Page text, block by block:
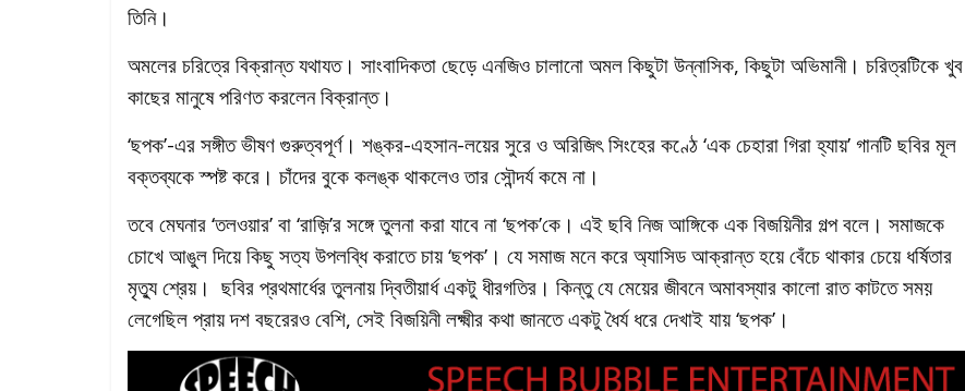
তিনি।
অমলের চরিত্রে বিক্রান্ত যথাযত। সাংবাদিকতা ছেড়ে এনজিও চালানো অমল কিছুটা উন্নাসিক, কিছুটা অভিমানী। চরিত্রটিকে খুব
কাছের মানুষে পরিণত করলেন বিক্রান্ত।
‘ছপক’-এর সঙ্গীত ভীষণ গুরুত্বপূর্ণ। শঙ্কর-এহসান-লয়ের সুরে ও অরিজিৎ সিংহের কণ্ঠে ‘এক চেহারা গিরা হ্যায়’ গানটি ছবির মূল
বক্তব্যকে স্পষ্ট করে। চাঁদের বুকে কলঙ্ক থাকলেও তার সৌন্দর্য কমে না।
তবে মেঘনার ‘তলওয়ার’ বা ‘রাজ়ি’র সঙ্গে তুলনা করা যাবে না ‘ছপক’কে। এই ছবি নিজ আঙ্গিকে এক বিজয়িনীর গল্প বলে। সমাজকে
চোখে আঙুল দিয়ে কিছু সত্য উপলব্ধি করাতে চায় ‘ছপক’। যে সমাজ মনে করে অ্যাসিড আক্রান্ত হয়ে বেঁচে থাকার চেয়ে ধর্ষিতার
মৃত্যু শ্রেয়। ছবির প্রথমার্ধের তুলনায় দ্বিতীয়ার্ধ একটু ধীরগতির। কিন্তু যে মেয়ের জীবনে অমাবস্যার কালো রাত কাটতে সময়
লেগেছিল প্রায় দশ বছরেরও বেশি, সেই বিজয়িনী লক্ষ্মীর কথা জানতে একটু ধৈর্য ধরে দেখাই যায় ‘ছপক’।